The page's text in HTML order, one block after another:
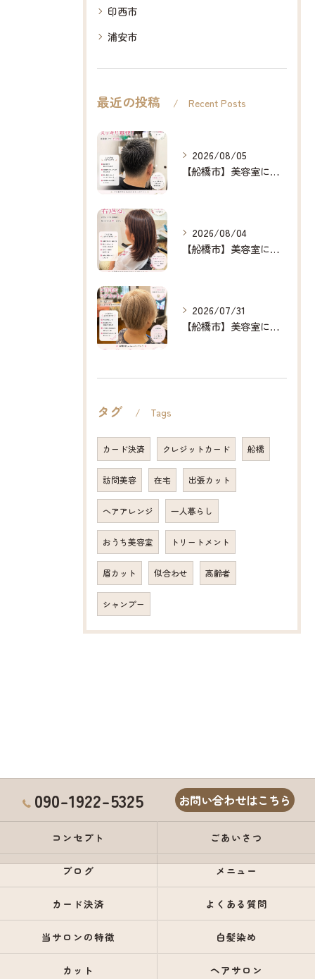
印西市
浦安市
最近の投稿 Recent Posts
2026/08/05
【船橋市】美容室に行けない…をなくしたい✂️✨
2026/08/04
【船橋市】美容室に行けない…をなくしたい✂️✨
2026/07/31
【船橋市】美容室に行けない…をなくしたい✂️✨
タグ Tags
カード決済 クレジットカード 船橋
訪問美容 在宅 出張カット
ヘアアレンジ 一人暮らし
おうち美容室 トリートメント
眉カット 似合わせ 高齢者
シャンプー
090-1922-5325 お問い合わせはこちら
コンセプト ごあいさつ
ブログ メニュー
カード決済 よくある質問
当サロンの特徴 白髪染め
カット ヘアサロン